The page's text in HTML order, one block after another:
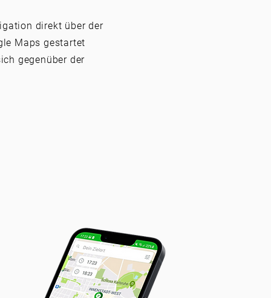
direkt über der
Maps gestartet
gegenüber der